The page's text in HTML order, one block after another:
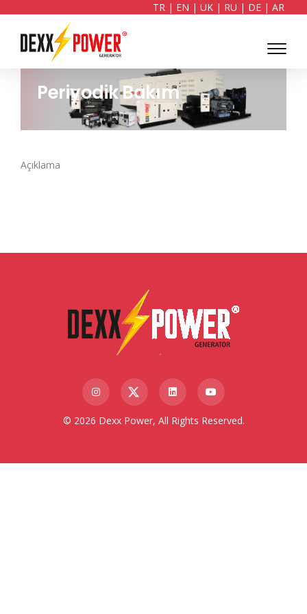
TR | EN | UK | RU | DE | AR
Periyodik Bakım
Açıklama
© 2026 Dexx Power, All Rights Reserved.